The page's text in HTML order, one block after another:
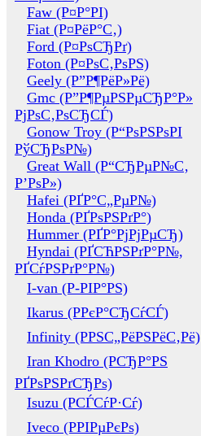
Faw (Р¤Р°РІ)
Fiat (Р¤РёР°С‚)
Ford (Р¤РѕСЂРґ)
Foton (Р¤РѕС‚РѕРЅ)
Geely (Р”Р¶РёР»Рё)
Gmc (Р”Р¶РµРЅРµСЂР°Р»
РјРѕС‚РѕСЂСЃ)
Gonow Troy (Р“РѕРЅРѕРІ
РўСЂРѕР№)
Great Wall (Р“СЂРµР№С‚
Р’РѕР»)
Hafei (РҐР°С„РµР№)
Honda (РҐРѕРЅРґР°)
Hummer (РҐР°РјРјРµСЂ)
Hyndai (РҐСЋРЅРґР°Р№,
РҐСѓРЅРґР°Р№)
I-van (Р-РІР°РЅ)
Ikarus (РРєР°СЂСѓСЃ)
Infinity (РРЅС„РёРЅРёС‚Рё)
Iran Khodro (РСЂР°РЅ
РҐРѕРЅРґСЂРѕ)
Isuzu (РСЃСѓР·Сѓ)
Iveco (РРІРµРєРѕ)